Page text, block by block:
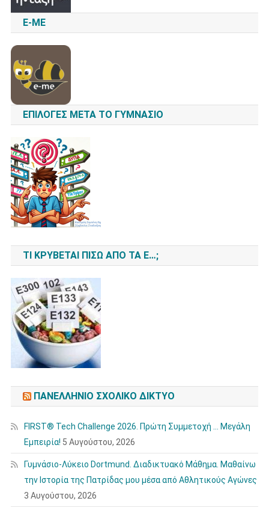
E-ME
ΕΠΙΛΟΓΈΣ ΜΕΤΆ ΤΟ ΓΥΜΝΆΣΙΟ
ΤΙ ΚΡΎΒΕΤΑΙ ΠΊΣΩ ΑΠΌ ΤΑ Ε…;
ΠΑΝΕΛΛΉΝΙΟ ΣΧΟΛΙΚΌ ΔΊΚΤΥΟ
FIRST® Tech Challenge 2026. Πρώτη Συμμετοχή … Μεγάλη
Εμπειρία! 5 Αυγούστου, 2026
Γυμνάσιο-Λύκειο Dortmund. Διαδικτυακό Μάθημα. Μαθαίνω
την Ιστορία της Πατρίδας μου μέσα από Αθλητικούς Αγώνες
3 Αυγούστου, 2026